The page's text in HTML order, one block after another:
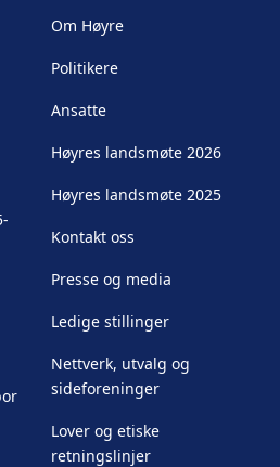
Om Høyre
Politikere
Ansatte
Høyres landsmøte 2026
Høyres landsmøte 2025
Kontakt oss
Presse og media
Ledige stillinger
Nettverk, utvalg og
sideforeninger
Lover og etiske
retningslinjer